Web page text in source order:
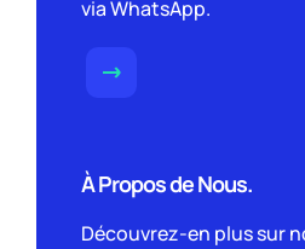
via WhatsApp.
À Propos de Nous.
Découvrez-en plus sur